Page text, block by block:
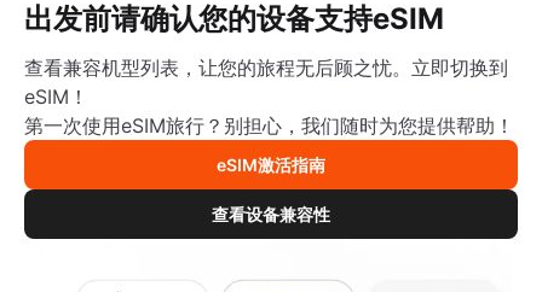
出发前请确认您的设备支持eSIM
查看兼容机型列表，让您的旅程无后顾之忧。立即切换到
eSIM！
第一次使用eSIM旅行？别担心，我们随时为您提供帮助！
eSIM激活指南
查看设备兼容性